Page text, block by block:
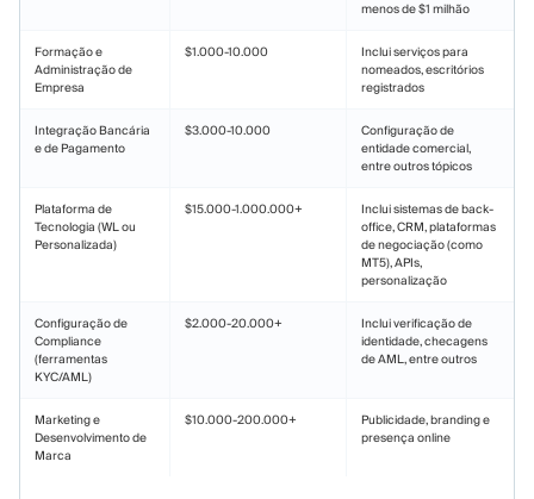
menos de $1 milhão
Formação e
Administração de
Empresa
$1.000-10.000
Inclui serviços para
nomeados, escritórios
registrados
Integração Bancária
e de Pagamento
$3.000-10.000
Configuração de
entidade comercial,
entre outros tópicos
Plataforma de
Tecnologia (WL ou
Personalizada)
$15.000-1.000.000+
Inclui sistemas de back-
office, CRM, plataformas
de negociação (como
MT5), APIs,
personalização
Configuração de
Compliance
(ferramentas
KYC/AML)
$2.000-20.000+
Inclui verificação de
identidade, checagens
de AML, entre outros
Marketing e
Desenvolvimento de
Marca
$10.000-200.000+
Publicidade, branding e
presença online